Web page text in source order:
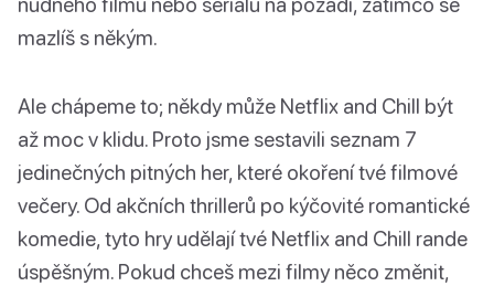
mazlíš s někým.
Ale chápeme to; někdy může Netflix and Chill být
až moc v klidu. Proto jsme sestavili seznam 7
jedinečných pitných her, které okoření tvé filmové
večery. Od akčních thrillerů po kýčovité romantické
komedie, tyto hry udělají tvé Netflix and Chill rande
úspěšným. Pokud chceš mezi filmy něco změnit,